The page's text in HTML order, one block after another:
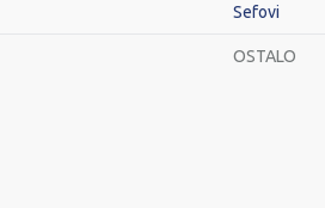
Sefovi
OSTALO